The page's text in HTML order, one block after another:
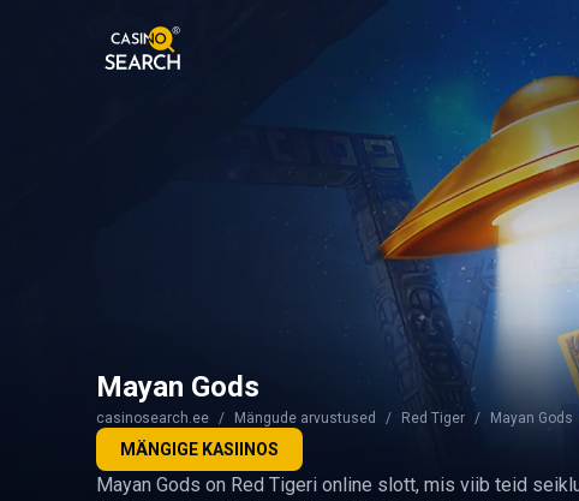
Mayan Gods
casinosearch.ee Mängude arvustused Red Tiger Mayan Gods
MÄNGIGE KASIINOS
Mayan Gods on Red Tigeri online slott, mis viib teid